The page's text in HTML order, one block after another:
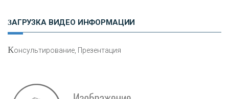
ЗАГРУЗКА ВИДЕО ИНФОРМАЦИИ
Консультирование, Презентация